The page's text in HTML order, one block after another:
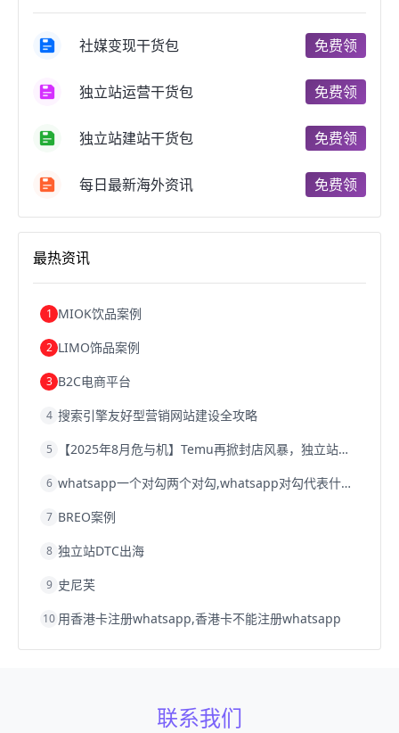
跨境电商商品个人跨境电商跨境电商案例
郑州跨境电商跨境电商趋势
跨境电商费用美国跨境电商
天津跨境电商东南亚跨境电商
跨境电商b2b阿里巴巴跨境电商
跨境电商关税
跨境电商建站
浙江跨境电商宁波跨境电商跨境电商的模式
跨境电商优势跨境电商的优势
社媒变现干货包 免费领
独立站运营干货包 免费领
独立站建站干货包 免费领
每日最新海外资讯 免费领
最热资讯
1 MIOK饮品案例
2 LIMO饰品案例
3 B2C电商平台
4 搜索引擎友好型营销网站建设全攻略
5 【2025年8月危与机】Temu再掀封店风暴，独立站才是跨境卖家的避险通道
6 whatsapp一个对勾两个对勾,whatsapp对勾代表什么意思
7 BREO案例
8 独立站DTC出海
9 史尼芙
10 用香港卡注册whatsapp,香港卡不能注册whatsapp
联系我们